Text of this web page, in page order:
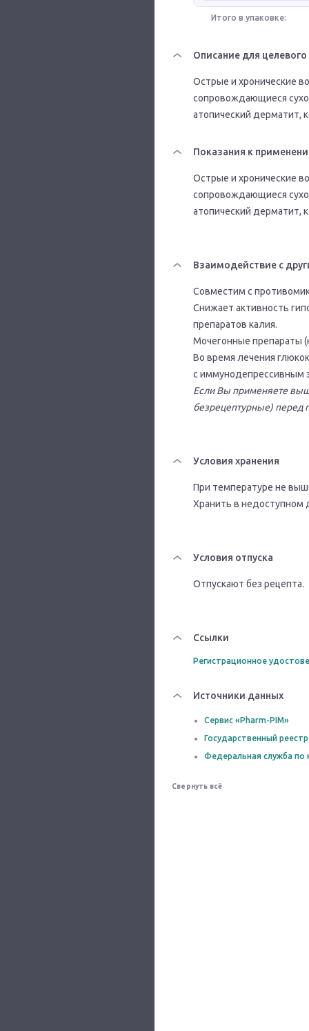
Итого в упаковке:
Описание для
Острые и хронические
сопровождающиеся
атопический дерматит,
Показания к
Острые и хронические
сопровождающиеся
атопический дерматит,
Взаимодействие с
Совместим с
Снижает активность
препаратов калия.
Мочегонные препараты
Во время лечения
с иммунодепрессивным
Если Вы применяете
безрецептурные) перед
Условия хранения
При температуре не
Хранить в недоступном
Условия отпуска
Отпускают без рецепта.
Ссылки
Регистрационное
Источники данных
Сервис «Pharm-PIM»
Государственный
Федеральная служба по
Свернуть всё